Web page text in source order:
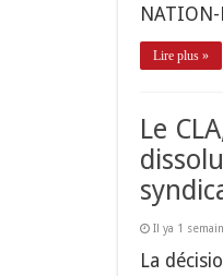
Lire plus »
Le
Il ya 1
La